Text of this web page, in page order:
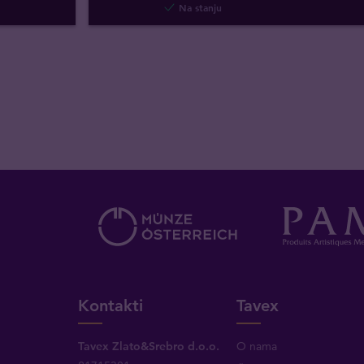
Na stanju
Kontakti
Tavex Zlato&Srebro d.o.o.
Tavex
O nama